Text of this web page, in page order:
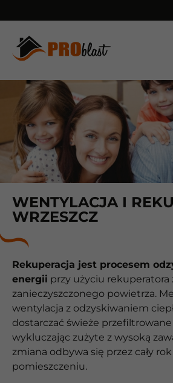
WENTYLACJA I
WRZESZCZ
Rekuperacja jest procesem
energii przy użyciu rekuperatora
zanieczyszczonego powietrza.
wentylacja z odzyskiwaniem
dostarczać świeże
wykluczając zużyte z wysoką
zmiana odbywa się przez cały
pomieszczeniu.